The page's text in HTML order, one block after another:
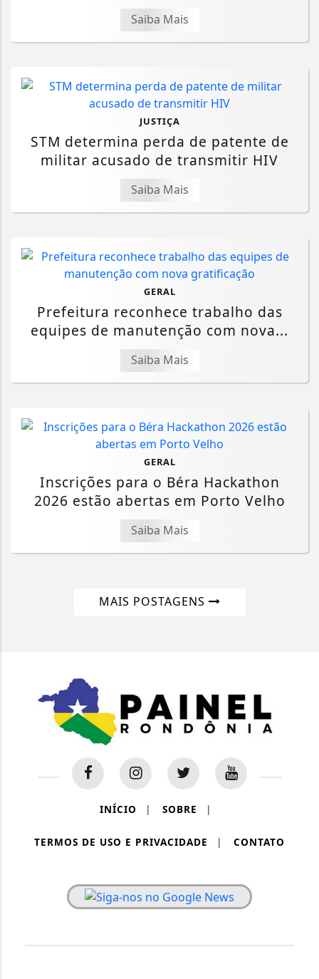
Saiba Mais
JUSTIÇA
STM determina perda de patente de
militar acusado de transmitir HIV
Saiba Mais
GERAL
Prefeitura reconhece trabalho das
equipes de manutenção com nova...
Saiba Mais
GERAL
Inscrições para o Béra Hackathon
2026 estão abertas em Porto Velho
Saiba Mais
MAIS POSTAGENS
INÍCIO | SOBRE |
TERMOS DE USO E PRIVACIDADE | CONTATO